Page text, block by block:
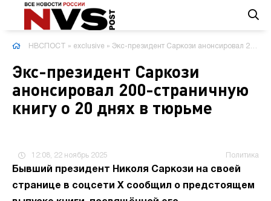
НВСПОСТ » exclusive » Экс-президент Саркози анонсировал 200-страничную книгу о 20 днях в тюрьме
Экс-президент Саркози
анонсировал 200-страничную
книгу о 20 днях в тюрьме
12:08, 22 ноябрь 2025 Политика
Бывший президент Николя Саркози на своей
странице в соцсети X сообщил о предстоящем